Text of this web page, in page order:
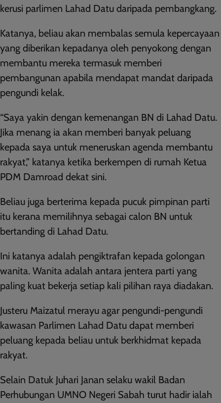
kerusi parlimen Lahad Datu daripada pembangkang.
Katanya, beliau akan membalas semula kepercayaan
yang diberikan kepadanya oleh penyokong dengan
membantu mereka termasuk memberi
pembangunan apabila mendapat mandat daripada
pengundi kelak.
“Saya yakin dengan kemenangan BN di Lahad Datu.
Jika menang ia akan memberi banyak peluang
kepada saya untuk meneruskan agenda membantu
rakyat,” katanya ketika berkempen di rumah Ketua
PDM Damroad dekat sini.
Beliau juga berterima kepada pucuk pimpinan parti
itu kerana memilihnya sebagai calon BN untuk
bertanding di Lahad Datu.
Ini katanya adalah pengiktrafan kepada golongan
wanita. Wanita adalah antara jentera parti yang
paling kuat bekerja setiap kali pilihan raya diadakan.
Justeru Maizatul merayu agar pengundi-pengundi
kawasan Parlimen Lahad Datu dapat memberi
peluang kepada beliau untuk berkhidmat kepada
rakyat.
Selain Datuk Juhari Janan selaku wakil Badan
Perhubungan UMNO Negeri Sabah turut hadir ialah